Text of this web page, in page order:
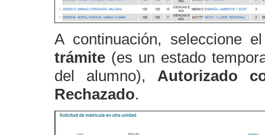
A continuación, seleccione
trámite (es un estado
del alumno),Autorizado
Rechazado.